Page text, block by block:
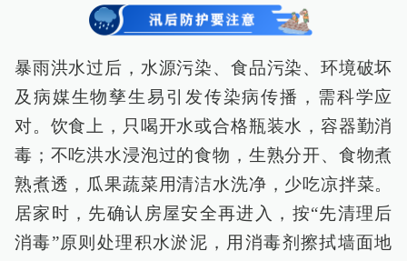
暴雨洪水过后，水源污染、食品污染、环境破坏
及病媒生物孳生易引发传染病传播，需科学应
对。饮食上，只喝开水或合格瓶装水，容器勤消
毒；不吃洪水浸泡过的食物，生熟分开、食物煮
熟煮透，瓜果蔬菜用清洁水洗净，少吃凉拌菜。
居家时，先确认房屋安全再进入，按“先清理后
消毒”原则处理积水淤泥，用消毒剂擦拭墙面地